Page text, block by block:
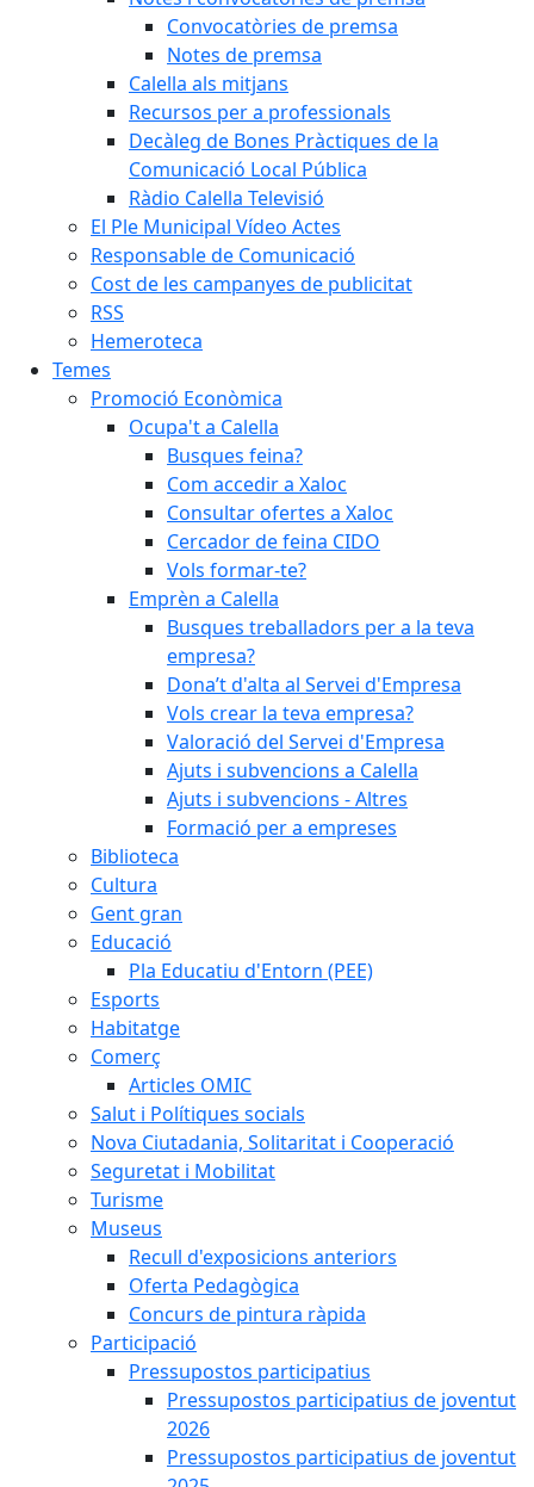
Convocatòries de premsa
Notes de premsa
Calella als mitjans
Recursos per a professionals
Decàleg de Bones Pràctiques de la
Comunicació Local Pública
Ràdio Calella Televisió
El Ple Municipal Vídeo Actes
Responsable de Comunicació
Cost de les campanyes de publicitat
RSS
Hemeroteca
Temes
Promoció Econòmica
Ocupa't a Calella
Busques feina?
Com accedir a Xaloc
Consultar ofertes a Xaloc
Cercador de feina CIDO
Vols formar-te?
Emprèn a Calella
Busques treballadors per a la teva
empresa?
Dona’t d'alta al Servei d'Empresa
Vols crear la teva empresa?
Valoració del Servei d'Empresa
Ajuts i subvencions a Calella
Ajuts i subvencions - Altres
Formació per a empreses
Biblioteca
Cultura
Gent gran
Educació
Pla Educatiu d'Entorn (PEE)
Esports
Habitatge
Comerç
Articles OMIC
Salut i Polítiques socials
Nova Ciutadania, Solitaritat i Cooperació
Seguretat i Mobilitat
Turisme
Museus
Recull d'exposicions anteriors
Oferta Pedagògica
Concurs de pintura ràpida
Participació
Pressupostos participatius
Pressupostos participatius de joventut
2026
Pressupostos participatius de joventut